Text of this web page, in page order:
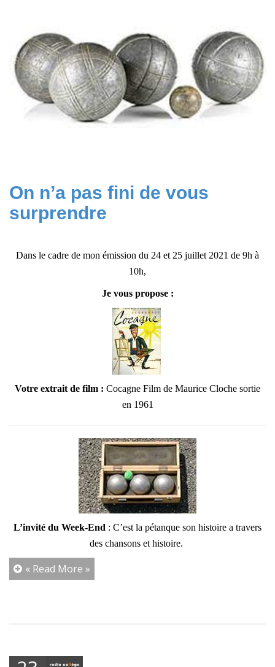
On n’a pas fini de vous
surprendre
Dans le cadre de mon émission du 24 et 25 juillet 2021 de 9h à
10h,
Je vous propose :
Votre extrait de film : Cocagne Film de Maurice Cloche sortie
en 1961
L’invité du Week-End : C’est la pétanque son histoire a travers
des chansons et histoire.
« Read More »